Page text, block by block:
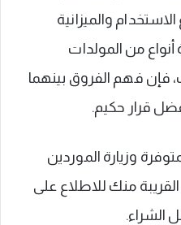
والميزانية
من المولدات
فإن فهم الفروق بينهما
قرار حكيم.
وزيارة الموردين
منك للاطلاع على
الشراء.